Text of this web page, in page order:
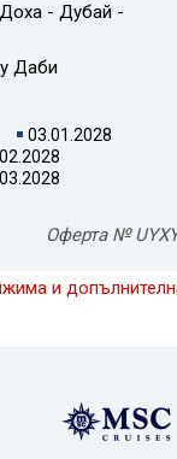
- Дубай -
Даби
03.01.2028
Оферта №
и